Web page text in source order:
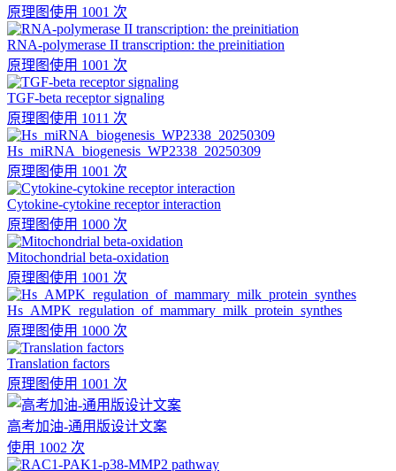
原理图使用 1001 次
RNA-polymerase II transcription: the preinitiation
原理图使用 1001 次
TGF-beta receptor signaling
原理图使用 1011 次
Hs_miRNA_biogenesis_WP2338_20250309
原理图使用 1001 次
Cytokine-cytokine receptor interaction
原理图使用 1000 次
Mitochondrial beta-oxidation
原理图使用 1001 次
Hs_AMPK_regulation_of_mammary_milk_protein_synthes
原理图使用 1000 次
Translation factors
原理图使用 1001 次
高考加油-通用版设计文案
使用 1002 次